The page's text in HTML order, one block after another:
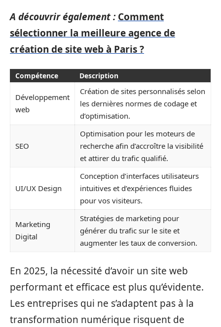
A découvrir également : Comment
sélectionner la meilleure agence de
création de site web à Paris ?
Compétence Description
Développement
web
Création de sites personnalisés selon
les dernières normes de codage et
d’optimisation.
SEO
Optimisation pour les moteurs de
recherche afin d’accroître la visibilité
et attirer du trafic qualifié.
UI/UX Design
Conception d’interfaces utilisateurs
intuitives et d’expériences fluides
pour vos visiteurs.
Marketing
Digital
Stratégies de marketing pour
générer du trafic sur le site et
augmenter les taux de conversion.
En 2025, la nécessité d’avoir un site web
performant et efficace est plus qu’évidente.
Les entreprises qui ne s’adaptent pas à la
transformation numérique risquent de